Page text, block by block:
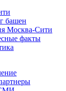
башен
Москва-Сити
факты